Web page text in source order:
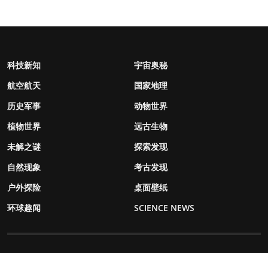
科技新知
宇宙奥秘
航空航天
国家地理
历史军事
动物世界
植物世界
远古生物
未解之谜
探索发现
自然现象
考古发现
户外探险
桌面壁纸
环球趣闻
SCIENCE NEWS